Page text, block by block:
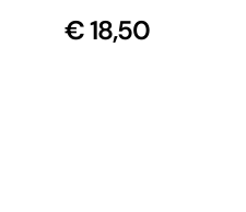
€18,50